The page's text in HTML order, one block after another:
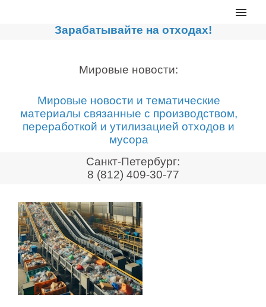
Главная
Сортировочные линии
Дробильное оборудование
Компакторы, контейнеры
Реализованные проекты
Видео
Новости компании
Мировые новости
О нас
Контакты
Оставить заявку
Зарабатывайте на отходах!
Мировые новости:
Мировые новости и тематические
материалы связанные с производством,
переработкой и утилизацией отходов и
мусора
Санкт-Петербург:
8 (812) 409-30-77